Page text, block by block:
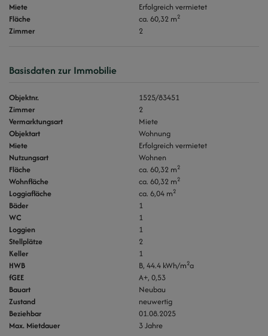
Miete
Erfolgreich vermietet
Fläche
ca. 60,32 m2
Zimmer 2
Basisdaten zur Immobilie
Objektnr.
1525/83451
Zimmer
2
Vermarktungsart
Miete
Objektart
Wohnung
Miete
Erfolgreich vermietet
Nutzungsart
Wohnen
Fläche
ca. 60,32 m2
Wohnfläche ca. 60,32 m2
Loggiafläche ca. 6,04 m2
Bäder
1
WC
1
Loggien
1
Stellplätze
2
Keller
1
HWB
B, 44.4 kWh/m2a
fGEE
A+, 0,53
Bauart
Neubau
Zustand
neuwertig
Beziehbar
01.08.2025
Max. Mietdauer
3 Jahre